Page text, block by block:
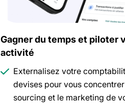
Gagner du temps et piloter
activité
Externalisez votre
devises pour vous
sourcing et le marketing de